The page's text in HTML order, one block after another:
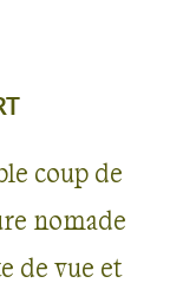
coup de
nomade
de vue et